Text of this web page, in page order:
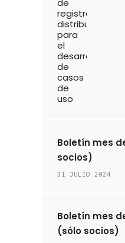
Boletín mes
socios)
31 JULIO 2024
Boletín mes
(sólo socios)